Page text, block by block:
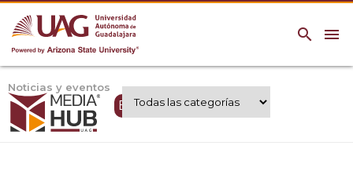
menu
search
Noticias y eventos
Expertos UAG